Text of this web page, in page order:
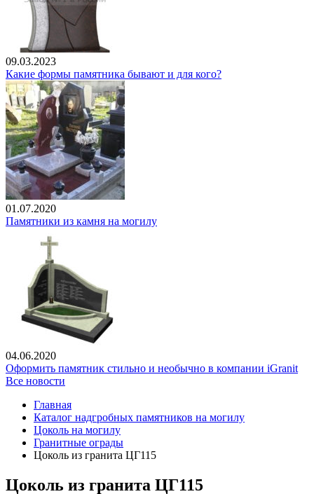
09.03.2023
Какие формы памятника бывают и для кого?
01.07.2020
Памятники из камня на могилу
04.06.2020
Оформить памятник стильно и необычно в компании iGranit
Все новости
Главная
Каталог надгробных памятников на могилу
Цоколь на могилу
Гранитные ограды
Цоколь из гранита ЦГ115
Цоколь из гранита ЦГ115